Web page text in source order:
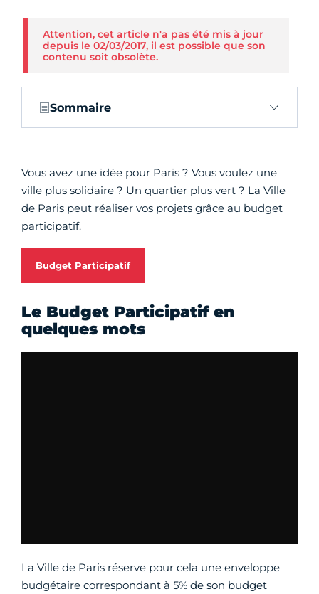
Attention, cet article n'a pas été mis à jour
depuis le 02/03/2017, il est possible que son
contenu soit obsolète.
Sommaire
Vous avez une idée pour Paris ? Vous voulez une
ville plus solidaire ? Un quartier plus vert ? La Ville
de Paris peut réaliser vos projets grâce au budget
participatif.
Budget Participatif
Le Budget Participatif en
quelques mots
La Ville de Paris réserve pour cela une enveloppe
budgétaire correspondant à 5% de son budget